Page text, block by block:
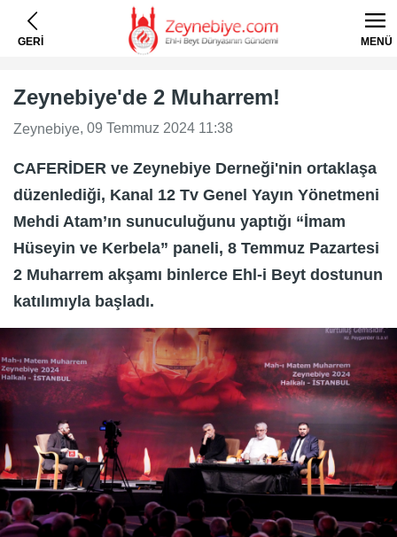
GERİ MENÜ
Zeynebiye'de 2 Muharrem!
Zeynebiye, 09 Temmuz 2024 11:38
CAFERİDER ve Zeynebiye Derneği'nin ortaklaşa
düzenlediği, Kanal 12 Tv Genel Yayın Yönetmeni
Mehdi Atam’ın sunuculuğunu yaptığı “İmam
Hüseyin ve Kerbela” paneli, 8 Temmuz Pazartesi
2 Muharrem akşamı binlerce Ehl-i Beyt dostunun
katılımıyla başladı.